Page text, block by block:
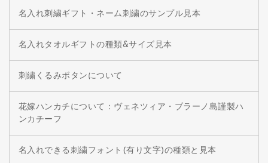
名入れ刺繍ギフト・ネーム刺繍のサンプル見本
名入れタオルギフトの種類&サイズ見本
刺繍くるみボタンについて
花嫁ハンカチについて：ヴェネツィア・ブラーノ島謹製ハ
ンカチーフ
名入れできる刺繍フォント(有り文字)の種類と見本